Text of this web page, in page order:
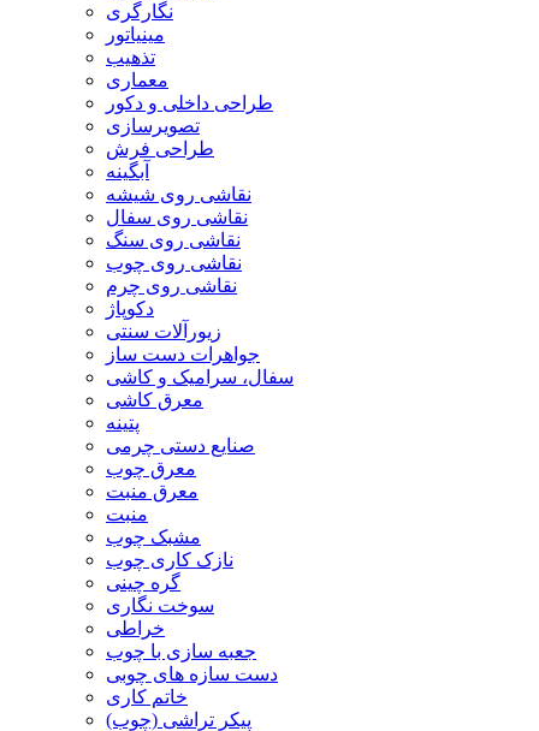
نگارگری
مینیاتور
تذهیب
معماری
طراحی داخلی و دکور
تصویرسازی
طراحی فرش
آبگینه
نقاشی روی شیشه
نقاشی روی سفال
نقاشی روی سنگ
نقاشی روی چوب
نقاشی روی چرم
دکوپاژ
زیورآلات سنتی
جواهرات دست ساز
سفال، سرامیک و کاشی
معرق کاشی
پتینه
صنایع دستی چرمی
معرق چوب
معرق منبت
منبت
مشبک چوب
نازک کاری چوب
گره چینی
سوخت نگاری
خراطی
جعبه سازی با چوب
دست سازه های چوبی
خاتم کاری
پیکر تراشی (چوب)